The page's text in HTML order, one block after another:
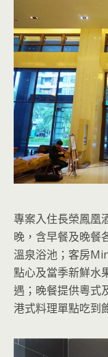
專案入住長榮鳳凰
晚，含早餐及晚餐
溫泉浴池；客房
點心及當季新鮮水
遇；晚餐提供粵式
港式料理單點吃到